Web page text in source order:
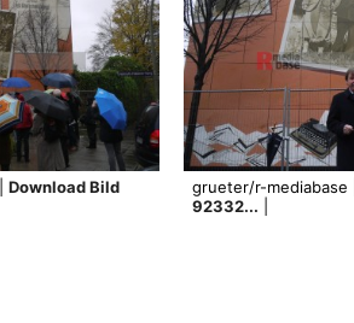
Download Bild
grueter/r-mediabase |
92332...